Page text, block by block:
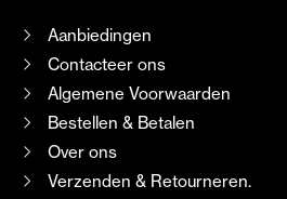
Aanbiedingen
Contacteer ons
Algemene Voorwaarden
Bestellen & Betalen
Over ons
Verzenden & Retourneren.